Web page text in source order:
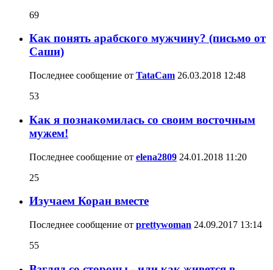
69
Как понять арабского мужчину? (письмо от
Саши)
Последнее сообщение от TataCam 26.03.2018 12:48
53
Как я познакомилась со своим восточным
мужем!
Последнее сообщение от elena2809 24.01.2018 11:20
25
Изучаем Коран вместе
Последнее сообщение от prettywoman 24.09.2017 13:14
55